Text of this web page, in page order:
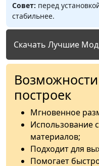
Совет: перед
стабильнее.
Скачать Лучшие
построек
Мгновенное
Использование
материалов;
Подходит для
Помогает